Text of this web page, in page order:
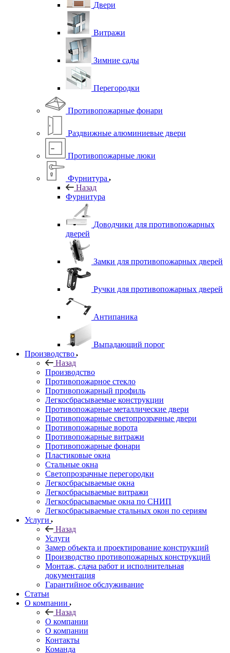
Двери
Витражи
Зимние сады
Перегородки
Противопожарные фонари
Раздвижные алюминиевые двери
Противопожарные люки
Фурнитура
Назад
Фурнитура
Доводчики для противопожарных
дверей
Замки для противопожарных дверей
Ручки для противопожарных дверей
Антипаника
Выпадающий порог
Производство
Назад
Производство
Противопожарное стекло
Противопожарный профиль
Легкосбрасываемые конструкции
Противопожарные металлические двери
Противопожарные светопрозрачные двери
Противопожарные ворота
Противопожарные витражи
Противопожарные фонари
Пластиковые окна
Стальные окна
Светопрозрачные перегородки
Легкосбрасываемые окна
Легкосбрасываемые витражи
Легкосбрасываемые окна по СНИП
Легкосбрасываемые стальных окон по сериям
Услуги
Назад
Услуги
Замер объекта и проектирование конструкций
Производство противопожарных конструкций
Монтаж, сдача работ и исполнительная
документация
Гарантийное обслуживание
Статьи
О компании
Назад
О компании
О компании
Контакты
Команда